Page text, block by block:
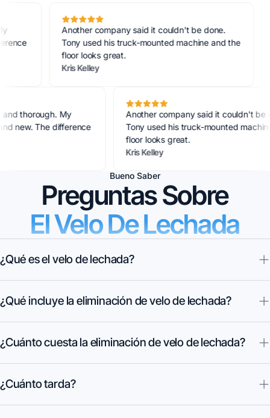
Another company said it couldn't be done.
Tony used his truck-mounted machine and the
floor looks great.
Kris Kelley
and thorough. My
brand new. The difference
Another company said it
Tony used his truck-mounted
floor looks great.
Kris Kelley
Bueno Saber
Preguntas Sobre
El Velo De Lechada
¿Qué es el velo de lechada?
¿Qué incluye la eliminación de velo de lechada?
¿Cuánto cuesta la eliminación de velo de lechada?
¿Cuánto tarda?